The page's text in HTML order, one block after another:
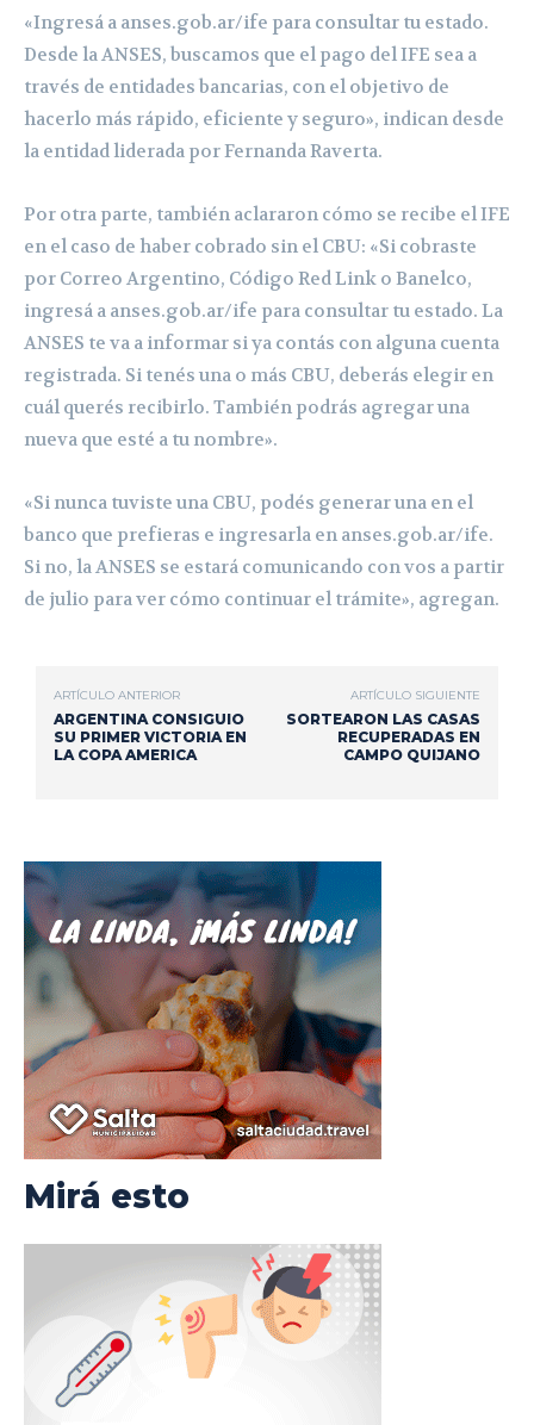
«Ingresá a anses.gob.ar/ife para consultar tu estado.
Desde la ANSES, buscamos que el pago del IFE sea a
través de entidades bancarias, con el objetivo de
hacerlo más rápido, eficiente y seguro», indican desde
la entidad liderada por Fernanda Raverta.
Por otra parte, también aclararon cómo se recibe el IFE
en el caso de haber cobrado sin el CBU: «Si cobraste
por Correo Argentino, Código Red Link o Banelco,
ingresá a anses.gob.ar/ife para consultar tu estado. La
ANSES te va a informar si ya contás con alguna cuenta
registrada. Si tenés una o más CBU, deberás elegir en
cuál querés recibirlo. También podrás agregar una
nueva que esté a tu nombre».
«Si nunca tuviste una CBU, podés generar una en el
banco que prefieras e ingresarla en anses.gob.ar/ife.
Si no, la ANSES se estará comunicando con vos a partir
de julio para ver cómo continuar el trámite», agregan.
ARTÍCULO ANTERIOR
ARGENTINA CONSIGUIO
SU PRIMER VICTORIA EN
LA COPA AMERICA
ARTÍCULO SIGUIENTE
SORTEARON LAS CASAS
RECUPERADAS EN
CAMPO QUIJANO
Mirá esto